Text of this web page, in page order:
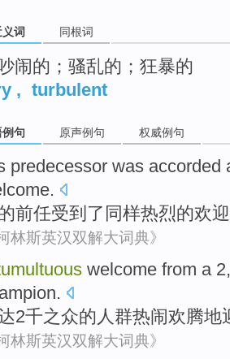
义词 同根词
闹的；骚乱的；狂暴的
, turbulent
句 原声例句 权威例句
predecessor was accorded
.
前任受到 了 同样热烈的欢
林斯英汉双解大词典》
welcome from a
.
2千之众的 人群热闹欢腾地
林斯英汉双解大词典》